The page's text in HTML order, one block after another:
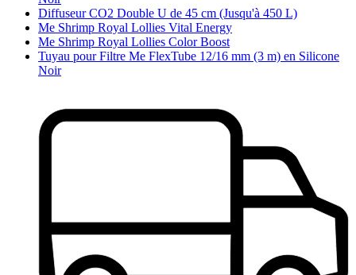
Diffuseur CO2 Double U de 45 cm (Jusqu'à 450 L)
Me Shrimp Royal Lollies Vital Energy
Me Shrimp Royal Lollies Color Boost
Tuyau pour Filtre Me FlexTube 12/16 mm (3 m) en Silicone
Noir